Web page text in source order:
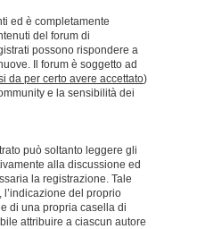
ed è completamente
del forum di
possono rispondere a
Il forum è soggetto ad
da per certo avere accettato)
e la sensibilità dei
può soltanto leggere gli
alla discussione ed
la registrazione. Tale
del proprio
di una propria casella di
attribuire a ciascun autore